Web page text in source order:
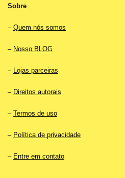
Sobre
– Quem nós somos
– Nosso BLOG
– Lojas parceiras
– Direitos autorais
– Termos de uso
– Política de privacidade
– Entre em contato